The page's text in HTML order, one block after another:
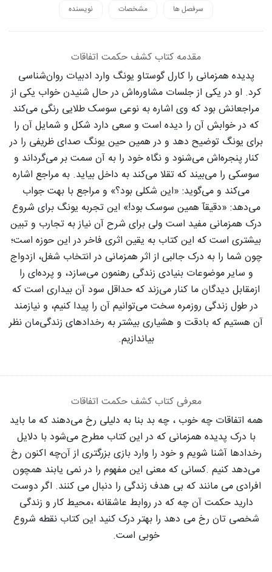
سرفصل ها مشخصات نویسنده
مقدمه کتاب کشف حکمت اتفاقات
پدیده همزمانی را کارل گوستاو یونگ وارد ادبیات روان‌شناسی
کرد. او در یکی از جلسات مشاوره‌اش در حال شنیدن خواب یکی از
مراجعانش بود که وی اشاره به نوعی سوسک طلایی رنگی می‌کند
که در خوابش آن را دیده است و سعی دارد شکل و شمایل آن را
برای یونگ توضیح دهد و در همینحین یونگ صدای ظریفی را در
کنار پنجره‌اش می‌شنود و نگاه خود را به آن سمت بر می‌گرداند و
سوسکی را می‌بیند که تقلا می‌کند به داخل بیاید. به مراجع اشاره
می‌کند و می‌گوید: «این شکلی بود؟» و مراجع با بهت جواب
می‌دهد: «دقیقآ همین سوسک بود!» این تجربه یونگ برای شروع
درک همزمانی مفید است ولی برای شرح آن نیاز به تجارب و تبین
بیشتری است که این کتاب به یقین اثری فاخر در این حوزه است؛
چون شما را به درک جالبی از اثر همزمانی در انتخاب شغل، ازدواج
و سایر موضوعات بنیادی زندگی رهنمون می‌سازد، و پرده‌ای را
ازمقابل دیدگان ما کنار می‌زند که حداقل سود آن بیداری است که
در طول زندگی روزمره سخت می‌توانیم آن را پیدا کنیم، و نیازمند
آن هستیم که بادقت و هشیاری بیشتر به رخدادهای زندگی‌مان نظر
بیاندازیم.
معرفی کتاب کشف حکمت اتفاقات
همه اتفاقات چه خوب ، چه بد بنا به دلیلی رخ می‌دهند که ما باید
با درک پدیده همزمانی که در این کتاب مطرح می‌شود با دلایل
رخدادها آشنا شویم و خود را وارد بازی بزرگتری از آن‌چه اکنون رخ
می‌دهد کنیم .کسانی که معنی این مفهوم را در نمی یابند همچون
افرادی می مانند که بی هدف زندگی را دنبال می کنند. اگر دوست
دارید حکمت آن چه که در روابط عاشقانه ،محیط کار و زندگی
شخصی تان رخ می دهد را بهتر درک کنید این کتاب نقطه شروع
خوبی است.